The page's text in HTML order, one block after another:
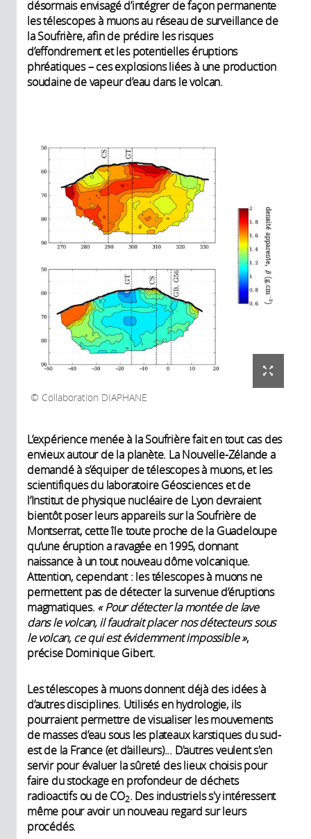
désormais envisagé d’intégrer de façon permanente
les télescopes à muons au réseau de surveillance de
la Soufrière, afin de prédire les risques
d’effondrement et les potentielles éruptions
phréatiques – ces explosions liées à une production
soudaine de vapeur d’eau dans le volcan.
Collaboration DIAPHANE
L’expérience menée à la Soufrière fait en tout cas des
envieux autour de la planète. La Nouvelle-Zélande a
demandé à s’équiper de télescopes à muons, et les
scientifiques du laboratoire Géosciences et de
l’Institut de physique nucléaire de Lyon devraient
bientôt poser leurs appareils sur la Soufrière de
Montserrat, cette île toute proche de la Guadeloupe
qu’une éruption a ravagée en 1995, donnant
naissance à un tout nouveau dôme volcanique.
Attention, cependant : les télescopes à muons ne
permettent pas de détecter la survenue d’éruptions
magmatiques. « Pour détecter la montée de lave
dans le volcan, il faudrait placer nos détecteurs sous
le volcan, ce qui est évidemment impossible »,
précise Dominique Gibert.
Les télescopes à muons donnent déjà des idées à
d’autres disciplines. Utilisés en hydrologie, ils
pourraient permettre de visualiser les mouvements
de masses d’eau sous les plateaux karstiques du sud-
est de la France (et d’ailleurs)... D'autres veulent s'en
servir pour évaluer la sûreté des lieux choisis pour
faire du stockage en profondeur de déchets
radioactifs ou de CO2. Des industriels s'y intéressent
même pour avoir un nouveau regard sur leurs
procédés.